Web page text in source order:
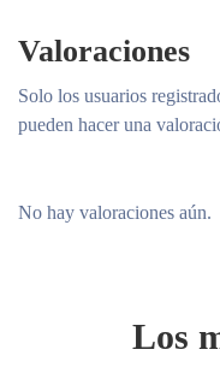
Valoraciones
No hay valoraciones aún.
Solo los usuarios
pueden hacer una
Los